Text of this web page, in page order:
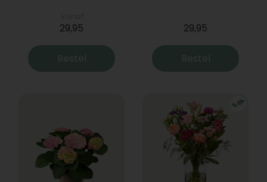
29,95
Bestel
29,95
Bestel